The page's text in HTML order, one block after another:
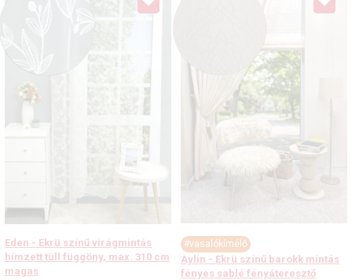
Eden - Ekrü színű virágmintás
hímzett tüll függöny, max. 310 cm
magas
#vasalókímélő
Aylin - Ekrü színű barokk mintás
fényes sablé fényáteresztő